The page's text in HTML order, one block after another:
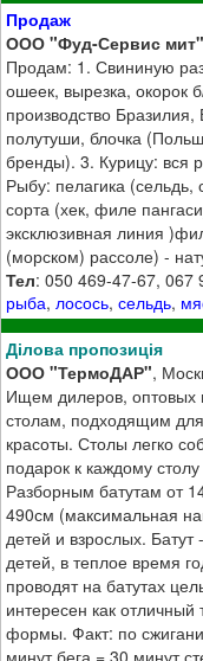
Продаж
ООО "Фуд-Сервис мит"
Продам: 1. Свининую
ошеек, вырезка, окорок
производство
полутуши, блочка
бренды). 3. Курицу: вся
Рыбу: пелагика
сорта (хек, филе
эксклюзивная линия
(морском) рассоле) -
Тел: 050 469-47-67, 067
рыба,лосось,сельдь,
Ділова пропозиція
ООО "ТермоДАР",
Ищем дилеров, оптовых
столам, подходящим
красоты. Столы легко
подарок к каждому
Разборным батутам от
490см (максимальная
детей и взрослых.
детей, в теплое время
проводят на батутах
интересен как
формы. Факт: по
минут бега = 30 минут